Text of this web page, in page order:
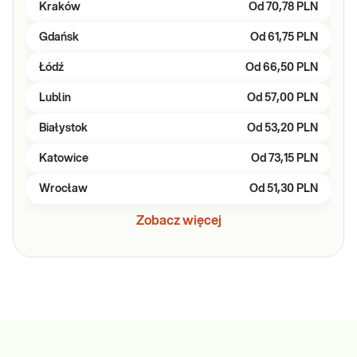
Kraków Od 70,78 PLN
Gdańsk Od 61,75 PLN
Łódź Od 66,50 PLN
Lublin Od 57,00 PLN
Białystok Od 53,20 PLN
Katowice Od 73,15 PLN
Wrocław Od 51,30 PLN
Zobacz więcej